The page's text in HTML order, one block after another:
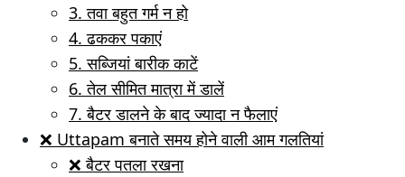
3. तवा बहुत गर्म न हो
4. ढककर पकाएं
5. सब्जियां बारीक काटें
6. तेल सीमित मात्रा में डालें
7. बैटर डालने के बाद ज्यादा न फैलाएं
❌ Uttapam बनाते समय होने वाली आम गलतियां
❌ बैटर पतला रखना